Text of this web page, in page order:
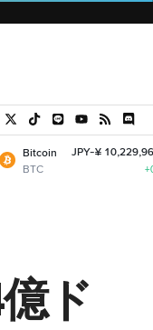
JPY-¥ 10,229,964.57
ド